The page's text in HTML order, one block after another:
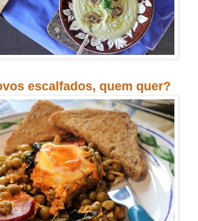
escalfados, quem quer?